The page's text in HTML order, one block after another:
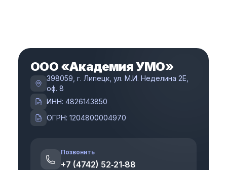
ООО «Академия УМО»
398059, г. Липецк, ул. М.И. Неделина 2Е,
оф. 8
ИНН: 4826143850
ОГРН: 1204800004970
Позвонить
+7 (4742) 52‑21‑88